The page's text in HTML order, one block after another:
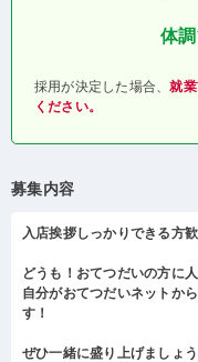
体
採用が決定した場合、就
ください。
募集内容
入店挨拶しっかりできる方
どうも！おてつだいの方に
自分がおてつだいネットか
す！
ぜひ一緒に盛り上げましょう